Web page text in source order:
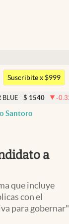
Argentina
Uruguay
Suscribite x $999
-0.32%
Santoro
a
que incluye
con el
para gobernar"